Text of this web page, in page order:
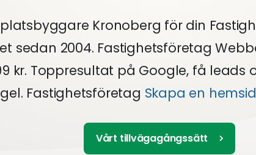
Kronoberg för din
sedan 2004. Fastighetsföretag
kr. Toppresultat på Google, få leads
Fastighetsföretag Skapa en
Vårt tillvägagångssätt